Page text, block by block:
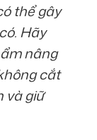
thể gây
Hãy
nâng
cắt
và giữ